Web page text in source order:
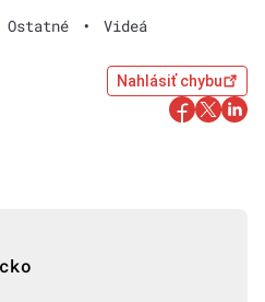
Ostatné • Videá
Nahlásiť chybu